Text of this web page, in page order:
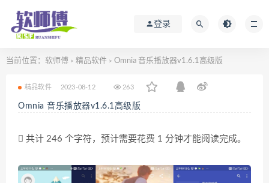
登录
当前位置： 软师傅 > 精品软件 > Omnia 音乐播放器v1.6.1高级版
精品软件 2023-08-12 263
Omnia 音乐播放器v1.6.1高级版
共计 246 个字符，预计需要花费 1 分钟才能阅读完成。